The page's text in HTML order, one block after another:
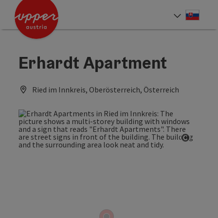
Accesskey
Accesskey
Erhardt Apartment
Ried im Innkreis, Oberösterreich, Österreich